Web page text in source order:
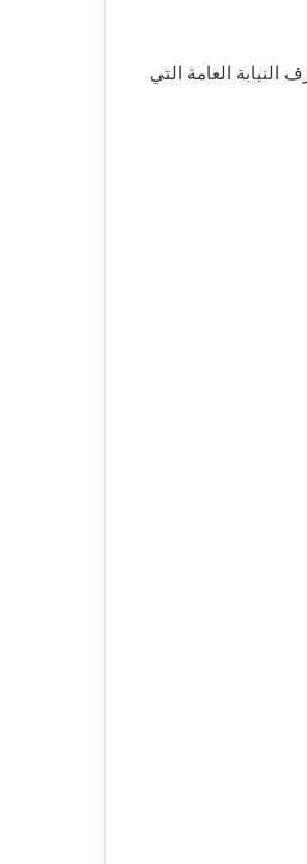
العامة التي